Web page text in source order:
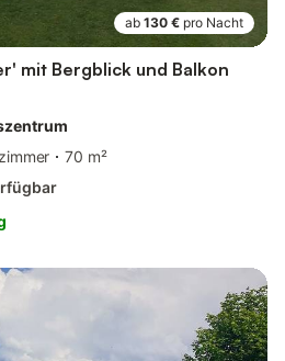
ab 130 € pro Nacht
mit Bergblick und Balkon
70 m²